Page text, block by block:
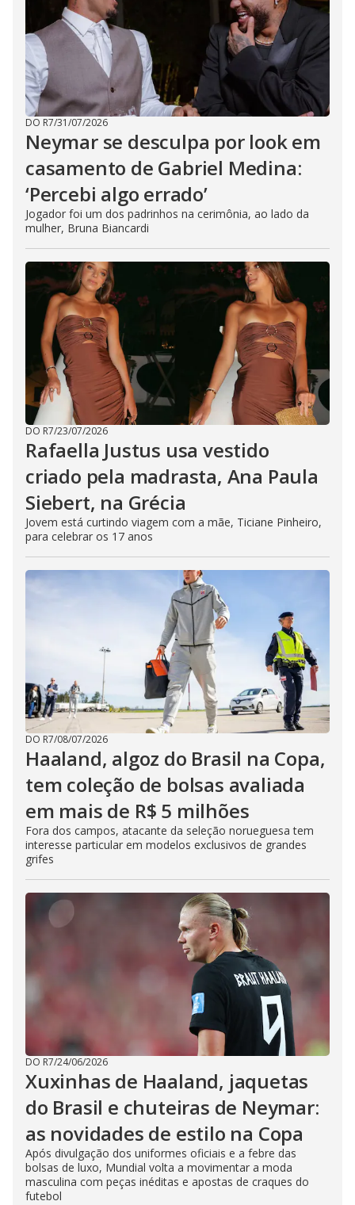
DO R7/31/07/2026
Neymar se desculpa por look em
casamento de Gabriel Medina:
‘Percebi algo errado’
Jogador foi um dos padrinhos na cerimônia, ao lado da
mulher, Bruna Biancardi
DO R7/23/07/2026
Rafaella Justus usa vestido
criado pela madrasta, Ana Paula
Siebert, na Grécia
Jovem está curtindo viagem com a mãe, Ticiane Pinheiro,
para celebrar os 17 anos
DO R7/08/07/2026
Haaland, algoz do Brasil na Copa,
tem coleção de bolsas avaliada
em mais de R$ 5 milhões
Fora dos campos, atacante da seleção norueguesa tem
interesse particular em modelos exclusivos de grandes
grifes
DO R7/24/06/2026
Xuxinhas de Haaland, jaquetas
do Brasil e chuteiras de Neymar:
as novidades de estilo na Copa
Após divulgação dos uniformes oficiais e a febre das
bolsas de luxo, Mundial volta a movimentar a moda
masculina com peças inéditas e apostas de craques do
futebol